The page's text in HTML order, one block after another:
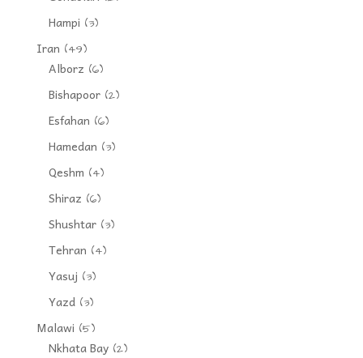
Hampi (3)
Iran (49)
Alborz (6)
Bishapoor(2)
Esfahan (6)
Hamedan (3)
Qeshm (4)
Shiraz (6)
Shushtar(3)
Tehran (4)
Yasuj (3)
Yazd(3)
Malawi (5)
Nkhata Bay(2)